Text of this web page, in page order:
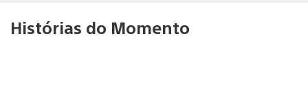
Histórias do Momento